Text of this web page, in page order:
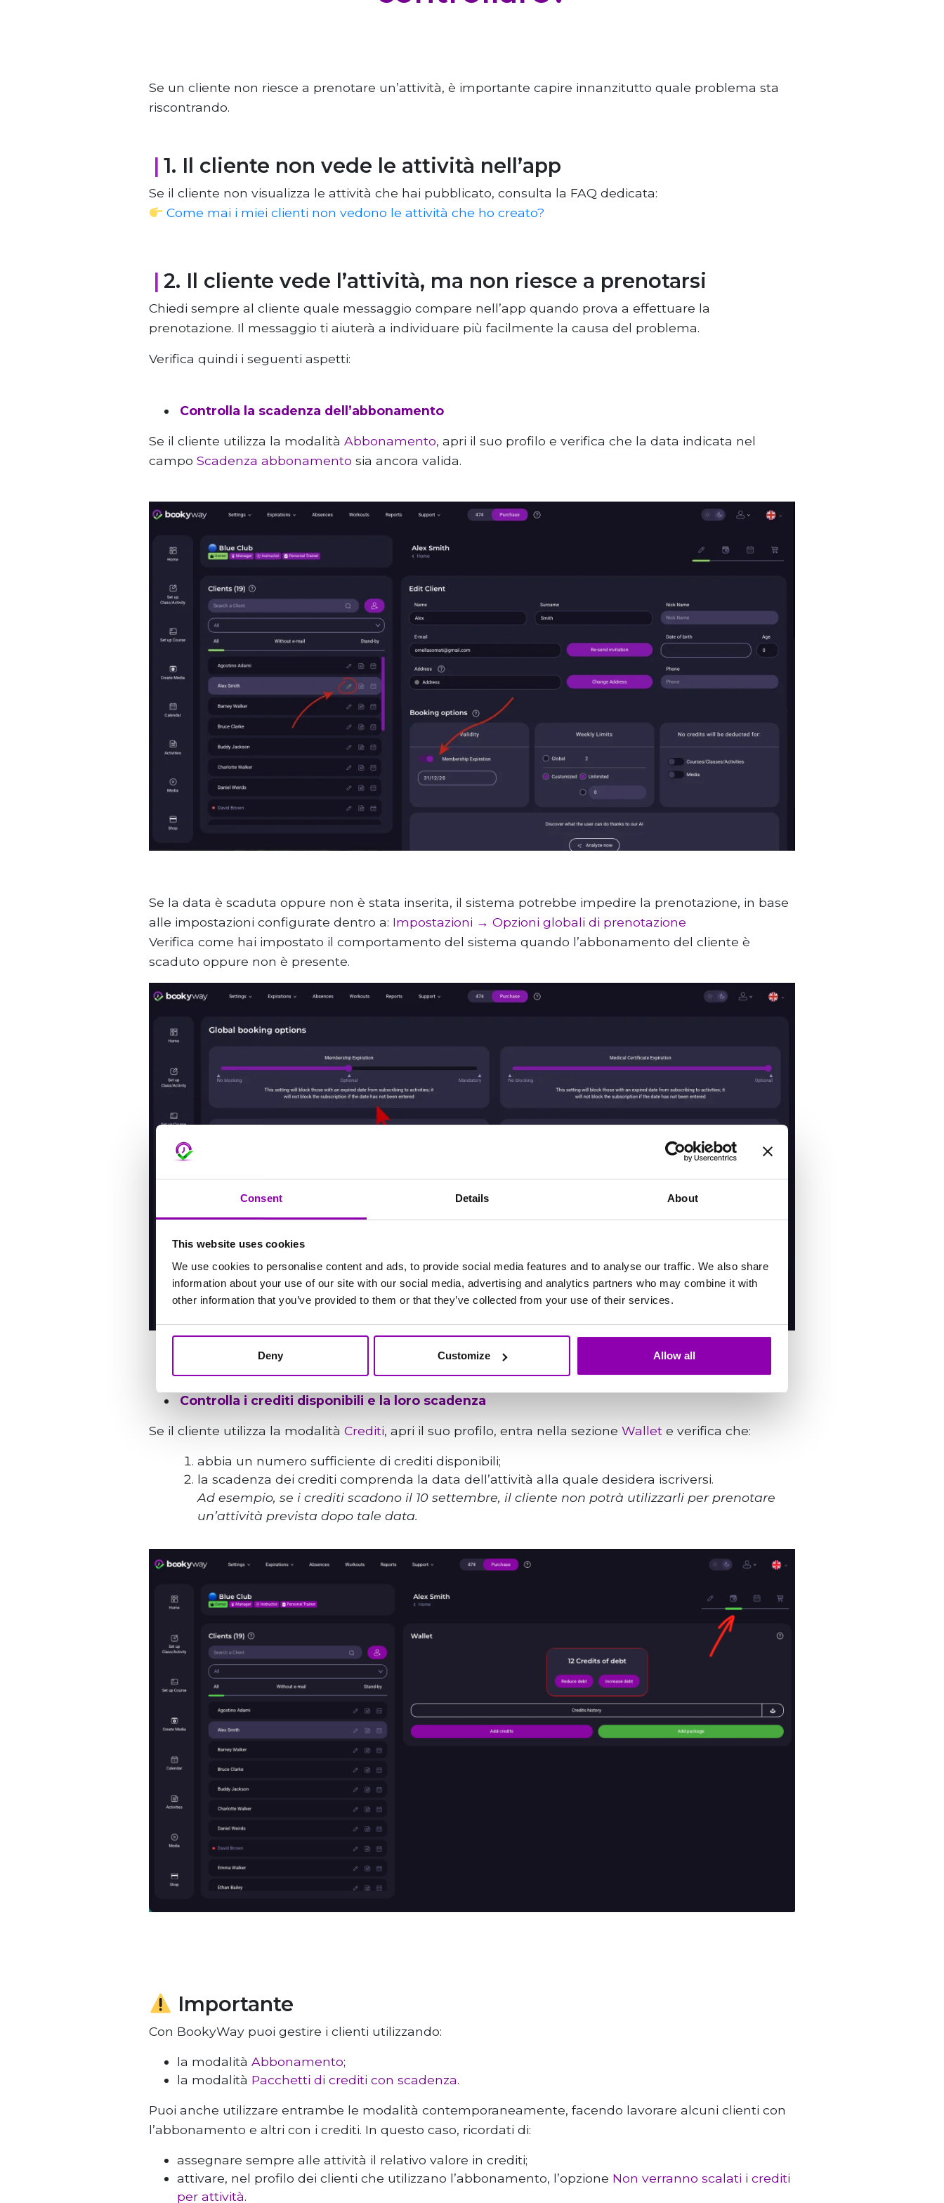
Consent Details About
This website uses cookies
We use cookies to personalise content and ads, to provide social media features and to analyse our traffic. We also share
information about your use of our site with our social media, advertising and analytics partners who may combine it with
other information that you’ve provided to them or that they’ve collected from your use of their services.
Deny Customize Allow all
Se un cliente non riesce a prenotare un’attività, è importante capire innanzitutto quale problema sta
riscontrando.
| 1. Il cliente non vede le attività nell’app
Se il cliente non visualizza le attività che hai pubblicato, consulta la FAQ dedicata:
Come mai i miei clienti non vedono le attività che ho creato?
| 2. Il cliente vede l’attività, ma non riesce a prenotarsi
Chiedi sempre al cliente quale messaggio compare nell’app quando prova a effettuare la
prenotazione. Il messaggio ti aiuterà a individuare più facilmente la causa del problema.
Verifica quindi i seguenti aspetti:
Controlla la scadenza dell’abbonamento
Se il cliente utilizza la modalità Abbonamento, apri il suo profilo e verifica che la data indicata nel
campo Scadenza abbonamento sia ancora valida.
Se la data è scaduta oppure non è stata inserita, il sistema potrebbe impedire la prenotazione, in base
alle impostazioni configurate dentro a: Impostazioni → Opzioni globali di prenotazione
Verifica come hai impostato il comportamento del sistema quando l’abbonamento del cliente è
scaduto oppure non è presente.
Controlla i crediti disponibili e la loro scadenza
Se il cliente utilizza la modalità Crediti, apri il suo profilo, entra nella sezione Wallet e verifica che:
abbia un numero sufficiente di crediti disponibili;
la scadenza dei crediti comprenda la data dell’attività alla quale desidera iscriversi.
Ad esempio, se i crediti scadono il 10 settembre, il cliente non potrà utilizzarli per prenotare
un’attività prevista dopo tale data.
Importante
Con BookyWay puoi gestire i clienti utilizzando:
la modalità Abbonamento;
la modalità Pacchetti di crediti con scadenza.
Puoi anche utilizzare entrambe le modalità contemporaneamente, facendo lavorare alcuni clienti con
l’abbonamento e altri con i crediti. In questo caso, ricordati di:
assegnare sempre alle attività il relativo valore in crediti;
attivare, nel profilo dei clienti che utilizzano l’abbonamento, l’opzione Non verranno scalati i crediti
per attività.